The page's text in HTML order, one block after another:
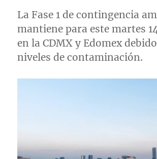
La Fase 1 de contingencia
mantiene para este martes
en la CDMX y Edomex
niveles de contaminación.